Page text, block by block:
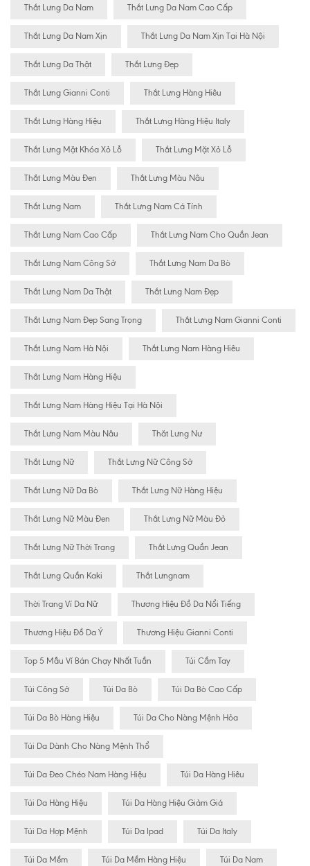
Thắt Lưng Da Nam Thắt Lưng Da Nam Cao Cấp
Thắt Lưng Da Nam Xịn Thắt Lưng Da Nam Xịn Tại Hà Nội
Thắt Lưng Da Thật Thắt Lưng Đẹp
Thắt Lưng Gianni Conti Thắt Lưng Hàng Hiêu
Thắt Lưng Hàng Hiệu Thắt Lưng Hàng Hiệu Italy
Thắt Lưng Mặt Khóa Xỏ Lỗ Thắt Lưng Mặt Xỏ Lỗ
Thắt Lưng Màu Đen Thắt Lưng Màu Nâu
Thắt Lưng Nam Thắt Lưng Nam Cá Tính
Thắt Lưng Nam Cao Cấp Thắt Lưng Nam Cho Quần Jean
Thắt Lưng Nam Công Sở Thắt Lưng Nam Da Bò
Thắt Lưng Nam Da Thật Thắt Lưng Nam Đẹp
Thắt Lưng Nam Đẹp Sang Trọng Thắt Lưng Nam Gianni Conti
Thắt Lưng Nam Hà Nội Thắt Lưng Nam Hàng Hiêu
Thắt Lưng Nam Hàng Hiệu
Thắt Lưng Nam Hàng Hiệu Tại Hà Nội
Thắt Lưng Nam Màu Nâu Thăt Lưng Nư
Thắt Lưng Nữ Thắt Lưng Nữ Công Sở
Thắt Lưng Nữ Da Bò Thắt Lưng Nữ Hàng Hiệu
Thắt Lưng Nữ Màu Đen Thắt Lưng Nữ Màu Đỏ
Thắt Lưng Nữ Thời Trang Thắt Lưng Quần Jean
Thắt Lưng Quần Kaki Thắt Lưngnam
Thời Trang Ví Da Nữ Thương Hiệu Đồ Da Nổi Tiếng
Thương Hiệu Đồ Da Ý Thương Hiệu Gianni Conti
Top 5 Mẫu Ví Bán Chạy Nhất Tuần Túi Cầm Tay
Túi Công Sở Túi Da Bò Túi Da Bò Cao Cấp
Túi Da Bò Hàng Hiệu Túi Da Cho Nàng Mệnh Hỏa
Túi Da Dành Cho Nàng Mệnh Thổ
Túi Da Đeo Chéo Nam Hàng Hiệu Túi Da Hàng Hiêu
Túi Da Hàng Hiệu Túi Da Hàng Hiệu Giảm Giá
Túi Da Hợp Mệnh Túi Da Ipad Túi Da Italy
Túi Da Mềm Túi Da Mềm Hàng Hiệu Túi Da Nam